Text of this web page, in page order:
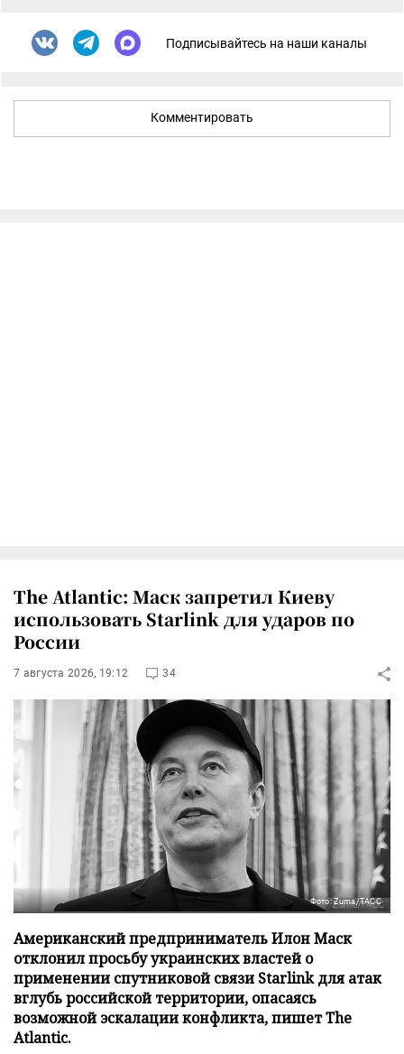
Подписывайтесь на наши каналы
Комментировать
The Atlantic: Маск запретил Киеву
использовать Starlink для ударов по
России
7 августа 2026, 19:12 34
Фото: Zuma/ТАСС
Американский предприниматель Илон Маск
отклонил просьбу украинских властей о
применении спутниковой связи Starlink для атак
вглубь российской территории, опасаясь
возможной эскалации конфликта, пишет The
Atlantic.